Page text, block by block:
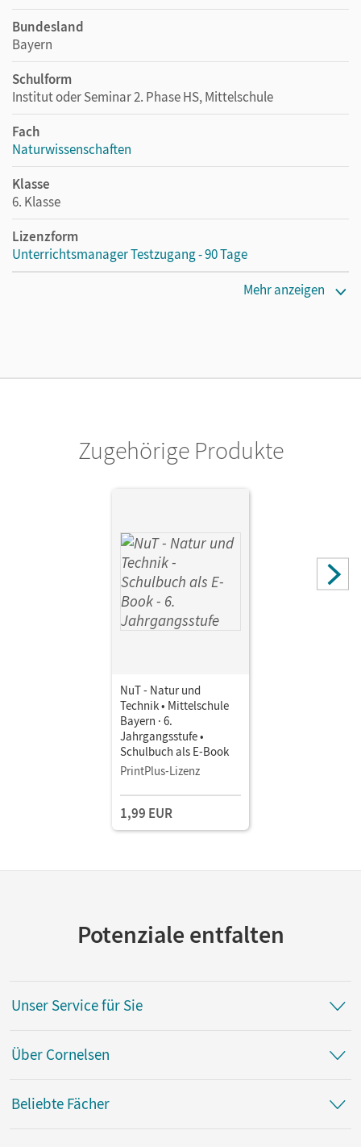
Bundesland
Bayern
Schulform
Institut oder Seminar 2. Phase HS, Mittelschule
Fach
Naturwissenschaften
Klasse
6. Klasse
Lizenzform
Unterrichtsmanager Testzugang - 90 Tage
Unterrichtsmanager 90 Tage lang zu testen.
Mehr anzeigen
Zugehörige Produkte
NuT - Natur und
Technik • Mittelschule
Bayern · 6.
Jahrgangsstufe •
Schulbuch als E-Book
PrintPlus-Lizenz
1,99 EUR
Potenziale entfalten
Unser Service für Sie
Über Cornelsen
Beliebte Fächer